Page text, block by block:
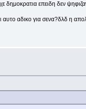
επειδη δεν
αδικο για σενα?δλδ η